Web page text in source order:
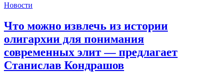
Новости
Что можно извлечь из истории
олигархии для понимания
современных элит — предлагает
Станислав Кондрашов